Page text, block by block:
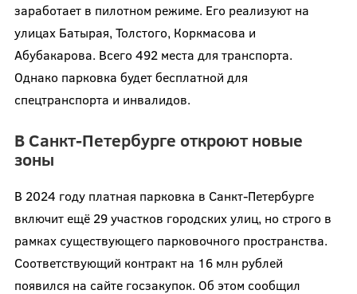
заработает в пилотном режиме. Его реализуют на
улицах Батырая, Толстого, Коркмасова и
Абубакарова. Всего 492 места для транспорта.
Однако парковка будет бесплатной для
спецтранспорта и инвалидов.
В Санкт-Петербурге откроют новые
зоны
В 2024 году платная парковка в Санкт-Петербурге
включит ещё 29 участков городских улиц, но строго в
рамках существующего парковочного пространства.
Соответствующий контракт на 16 млн рублей
появился на сайте госзакупок. Об этом сообщил